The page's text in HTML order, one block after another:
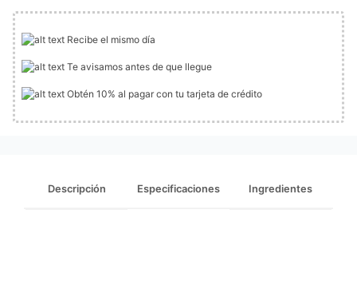
Recibe el mismo día
Te avisamos antes de que llegue
Obtén 10% al pagar con tu tarjeta de crédito
Descripción Especificaciones Ingredientes